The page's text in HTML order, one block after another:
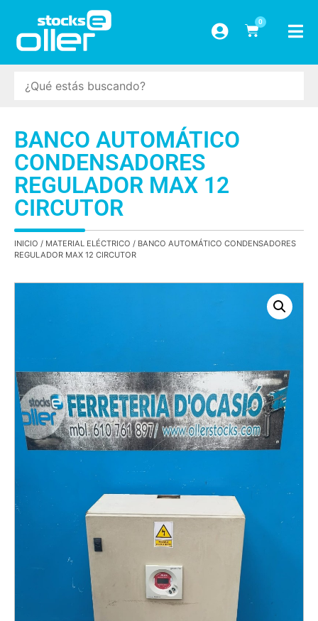
0
BANCO AUTOMÁTICO
CONDENSADORES
REGULADOR MAX 12
CIRCUTOR
INICIO / MATERIAL ELÉCTRICO / BANCO AUTOMÁTICO CONDENSADORES
REGULADOR MAX 12 CIRCUTOR